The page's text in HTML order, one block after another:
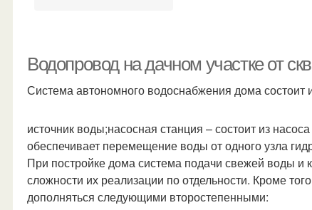
Водопровод на дачном участке от
Система автономного водоснабжения дома состоит
источник воды;насосная станция – состоит из
обеспечивает перемещение воды от одного узла
При постройке дома система подачи свежей воды и
сложности их реализации по отдельности. Кроме
дополняться следующими второстепенными: